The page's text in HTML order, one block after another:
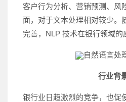
客户行为分析、营销预测、风
面，对于文本处理相对较少。
完善，NLP 技术在银行领域的
自然语言处
行业背
银行业日趋激烈的竞争，也促